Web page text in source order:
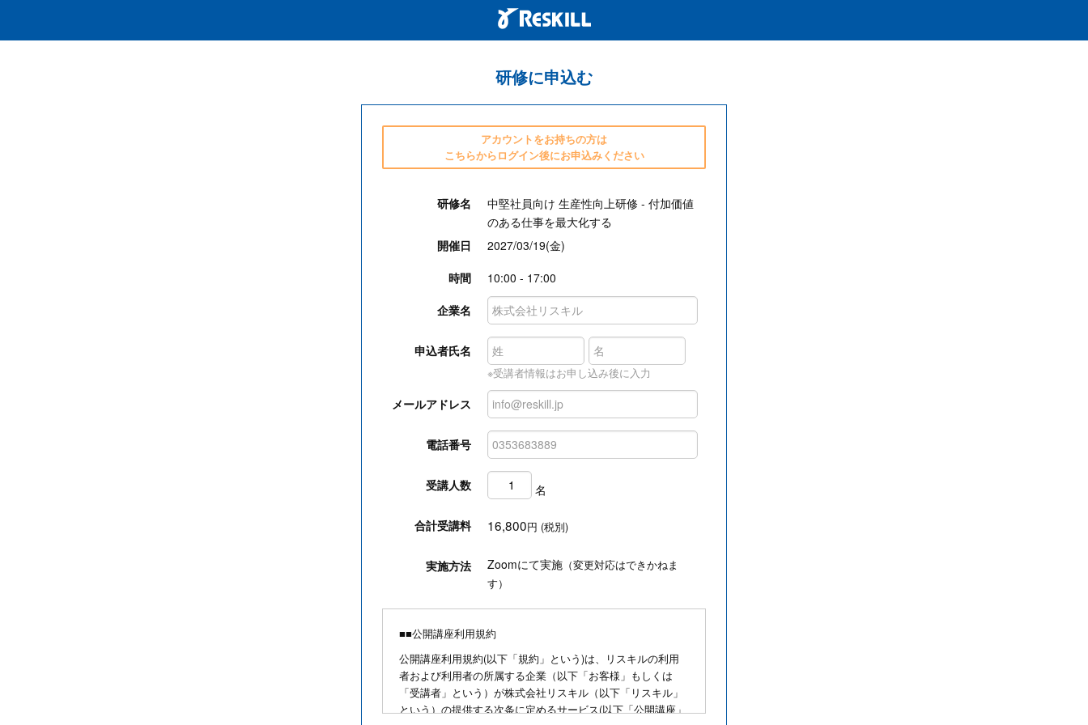
研修に申込む
アカウントをお持ちの方は
こちらからログイン後にお申込みください
研修名
中堅社員向け 生産性向上研修 - 付加価値
のある仕事を最大化する
開催日
2027/03/19(金)
時間
10:00 - 17:00
企業名
申込者氏名
※受講者情報はお申し込み後に入力
メールアドレス
電話番号
受講人数 名
合計受講料 16,800円 (税別)
実施方法 Zoomにて実施 （変更対応はできかねま
す）
■■公開講座利用規約
公開講座利用規約(以下「規約」という)は、リスキルの利用
者および利用者の所属する企業（以下「お客様」もしくは
「受講者」という）が株式会社リスキル（以下「リスキル」
という）の提供する次条に定めるサービス(以下「公開講座」